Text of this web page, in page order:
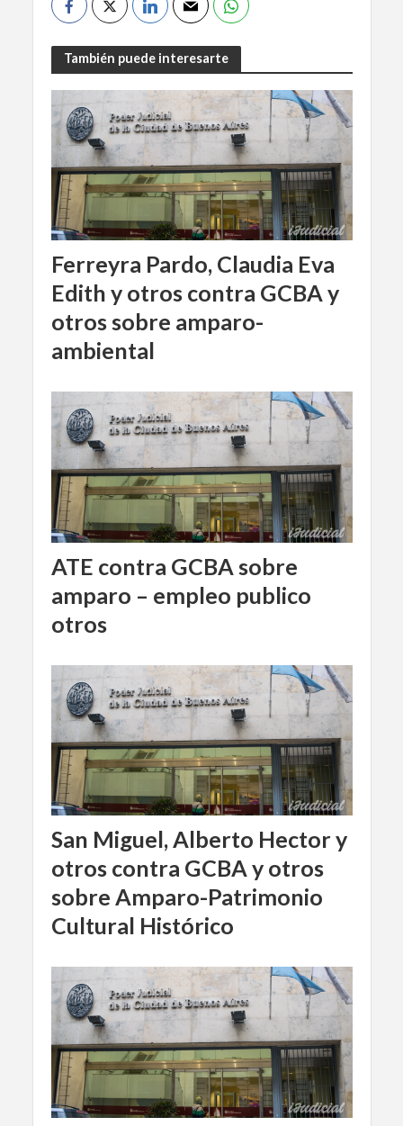
También puede interesarte
Ferreyra Pardo, Claudia Eva
Edith y otros contra GCBA y
otros sobre amparo-
ambiental
ATE contra GCBA sobre
amparo – empleo publico
otros
San Miguel, Alberto Hector y
otros contra GCBA y otros
sobre Amparo-Patrimonio
Cultural Histórico